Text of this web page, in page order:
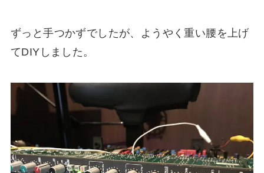
ずっと手つかずでしたが、ようやく重い腰を上げ
てDIYしました。